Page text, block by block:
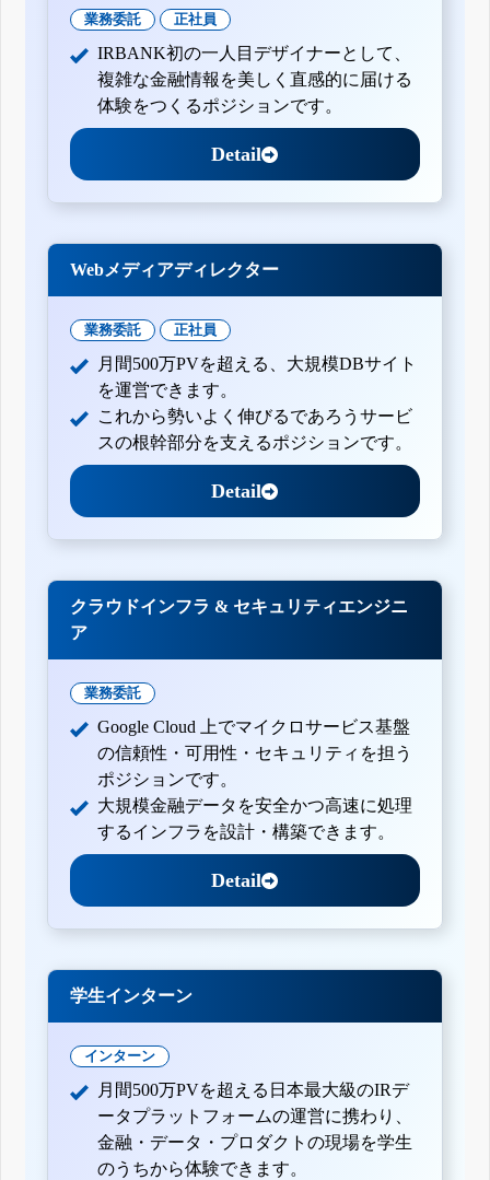
業務委託 正社員
IRBANK初の一人目デザイナーとして、
複雑な金融情報を美しく直感的に届ける
体験をつくるポジションです。
Detail
Webメディアディレクター
業務委託 正社員
月間500万PVを超える、大規模DBサイト
を運営できます。
これから勢いよく伸びるであろうサービ
スの根幹部分を支えるポジションです。
Detail
クラウドインフラ & セキュリティエンジニ
ア
業務委託
Google Cloud 上でマイクロサービス基盤
の信頼性・可用性・セキュリティを担う
ポジションです。
大規模金融データを安全かつ高速に処理
するインフラを設計・構築できます。
Detail
学生インターン
インターン
月間500万PVを超える日本最大級のIRデ
ータプラットフォームの運営に携わり、
金融・データ・プロダクトの現場を学生
のうちから体験できます。